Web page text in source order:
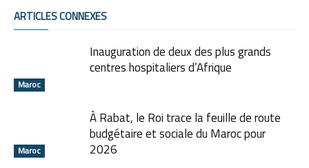
ARTICLES CONNEXES
Maroc
Inauguration de deux des plus grands
centres hospitaliers d’Afrique
Maroc
À Rabat, le Roi trace la feuille de route
budgétaire et sociale du Maroc pour
2026